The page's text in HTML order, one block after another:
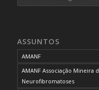
ASSUNTOS
AMANF
AMANF Associação Mineira
Neurofibromatoses